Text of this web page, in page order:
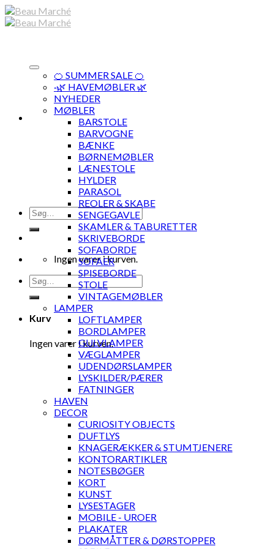
Skip
to
Søg
efter:
Ingen varer i kurven.
Søg
efter:
Kurv
Ingen varer i kurven.
🍊 SUMMER SALE 🍊
·🌿 HAVEMØBLER 🌿
NYHEDER
MØBLER
BARSTOLE
BARVOGNE
BÆNKE
BØRNEMØBLER
LÆNESTOLE
HYLDER
PARASOL
REOLER & SKABE
SENGEGAVLE
SKAMLER & TABURETTER
SKRIVEBORDE
SOFABORDE
SOFAER
SPISEBORDE
STOLE
VINTAGEMØBLER
LAMPER
LOFTLAMPER
BORDLAMPER
GULVLAMPER
VÆGLAMPER
UDENDØRSLAMPER
LYSKILDER/PÆRER
FATNINGER
HAVEN
DECOR
CURIOSITY OBJECTS
DUFTLYS
KNAGERÆKKER & STUMTJENERE
KONTORARTIKLER
NOTESBØGER
KORT
KUNST
LYSESTAGER
MOBILE - UROER
PLAKATER
DØRMÅTTER & DØRSTOPPER